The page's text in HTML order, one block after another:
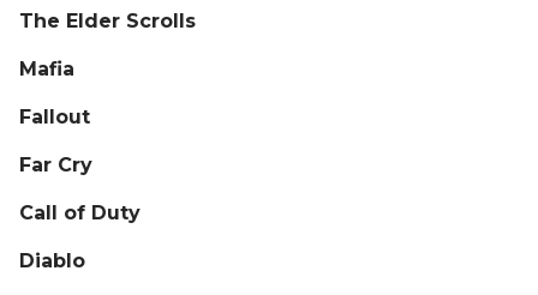
The Elder Scrolls
Mafia
Fallout
Far Cry
Call of Duty
Diablo